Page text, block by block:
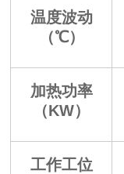
温度波动
（℃）
加热功率
（KW）
工作工位